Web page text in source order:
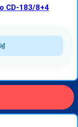
CD-183/8+4
₫